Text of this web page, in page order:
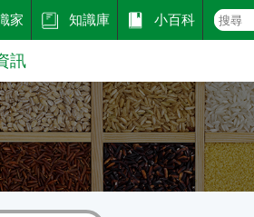
家 知識庫 小百科
訊